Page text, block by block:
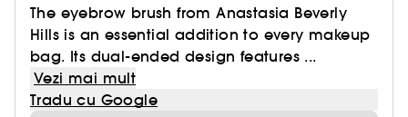
The eyebrow brush from Anastasia Beverly
Hills is an essential addition to every makeup
bag. Its dual-ended design features ...
Vezi mai mult
Tradu cu Google